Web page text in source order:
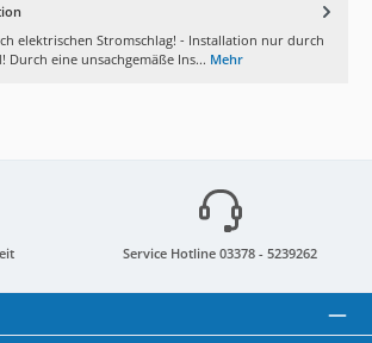
elektrischen Stromschlag! - Installation nur durch
Durch eine unsachgemäße Ins... Mehr
Service Hotline 03378 - 5239262